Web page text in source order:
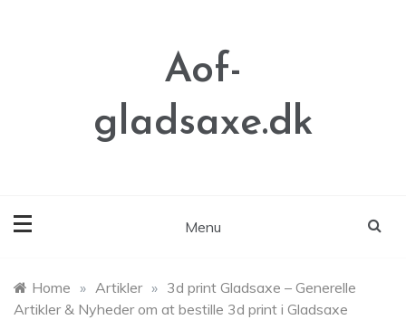
Aof-
gladsaxe.dk
Menu
Home » Artikler » 3d print Gladsaxe – Generelle
Artikler & Nyheder om at bestille 3d print i Gladsaxe